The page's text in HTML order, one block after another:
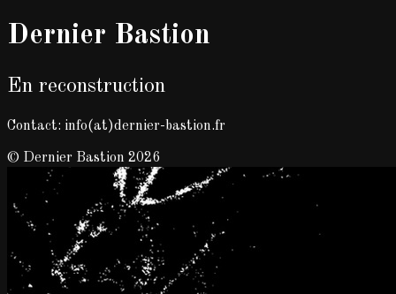
Dernier Bastion
En reconstruction
Contact: info(at)dernier-bastion.fr
© Dernier Bastion 2026